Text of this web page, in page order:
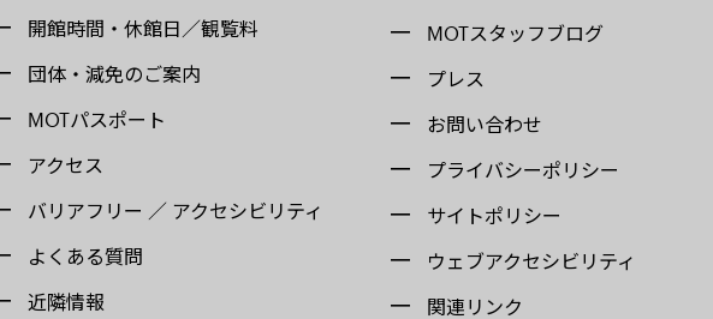
開館時間・休館日／観覧料
団体・減免のご案内
MOTパスポート
アクセス
バリアフリー ／ アクセシビリティ
よくある質問
近隣情報
MOTスタッフブログ
プレス
お問い合わせ
プライバシーポリシー
サイトポリシー
ウェブアクセシビリティ
関連リンク